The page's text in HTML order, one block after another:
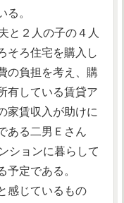
る。
と２人の子の４人
そろ住宅を購入し
の負担を考え、購
有している賃貸ア
家賃収入が助けに
ある二男Ｅさん
ションに暮らして
予定である。
感じているもの